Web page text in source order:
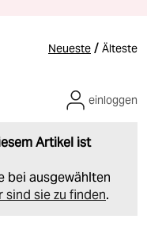
Neueste / Älteste
Artikel ist
bei ausgewählten
sind sie zu finden.
einloggen